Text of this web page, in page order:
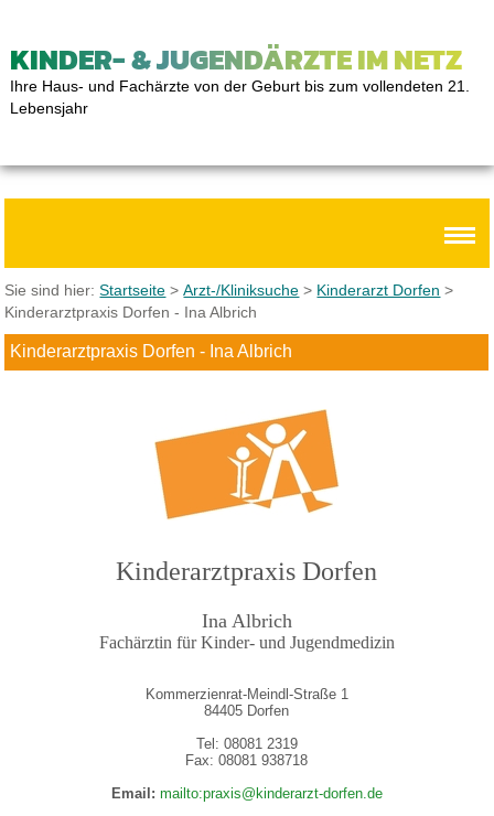
KINDER- & JUGENDÄRZTE IM NETZ
Ihre Haus- und Fachärzte von der Geburt bis zum vollendeten 21.
Lebensjahr
Sie sind hier:Startseite >Arzt-/Kliniksuche > Kinderarzt Dorfen >
Kinderarztpraxis Dorfen - Ina Albrich
Kinderarztpraxis Dorfen - Ina Albrich
Kinderarztpraxis Dorfen
Ina Albrich
Fachärztin für Kinder- und Jugendmedizin
Kommerzienrat-Meindl-Straße 1
84405 Dorfen
Tel: 08081 2319
Fax: 08081 938718
Email: mailto:praxis@kinderarzt-dorfen.de